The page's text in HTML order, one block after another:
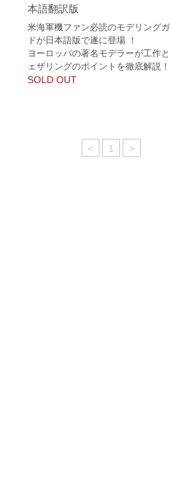
本語翻訳版
米海軍機ファン必読のモデリング
ドが日本語版で遂に登場 ！
ヨーロッパの著名モデラーが工作
ェザリングのポイントを徹底解説！
SOLD OUT
< 1 >